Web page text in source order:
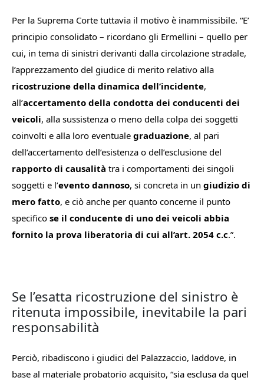
Per la Suprema Corte tuttavia il motivo è inammissibile. “E’
principio consolidato – ricordano gli Ermellini – quello per
cui, in tema di sinistri derivanti dalla circolazione stradale,
l’apprezzamento del giudice di merito relativo alla
ricostruzione della dinamica dell’incidente,
all’accertamento della condotta dei conducenti dei
veicoli, alla sussistenza o meno della colpa dei soggetti
coinvolti e alla loro eventuale graduazione, al pari
dell’accertamento dell’esistenza o dell’esclusione del
rapporto di causalità tra i comportamenti dei singoli
soggetti e l’evento dannoso, si concreta in un giudizio di
mero fatto, e ciò anche per quanto concerne il punto
specifico se il conducente di uno dei veicoli abbia
fornito la prova liberatoria di cui all’art. 2054 c.c.”.
Se l’esatta ricostruzione del sinistro è
ritenuta impossibile, inevitabile la pari
responsabilità
Perciò, ribadiscono i giudici del Palazzaccio, laddove, in
base al materiale probatorio acquisito, “sia esclusa da quel